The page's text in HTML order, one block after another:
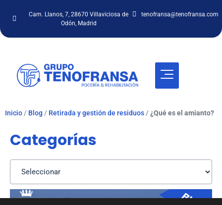
Cam. Llanos, 7, 28670 Villaviciosa de
Odón, Madrid
tenofransa@tenofransa.com
Inicio / Blog / Retirada y gestión de residuos / ¿Qué es el amianto?
Categorías